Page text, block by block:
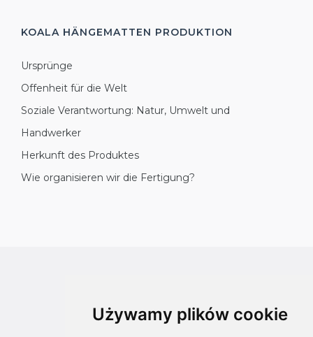
Używamy plików cookie
KOALA HÄNGEMATTEN PRODUKTION
Ursprünge
Offenheit für die Welt
Soziale Verantwortung: Natur, Umwelt und
Handwerker
Herkunft des Produktes
Wie organisieren wir die Fertigung?
Designed byMOUTON interactive